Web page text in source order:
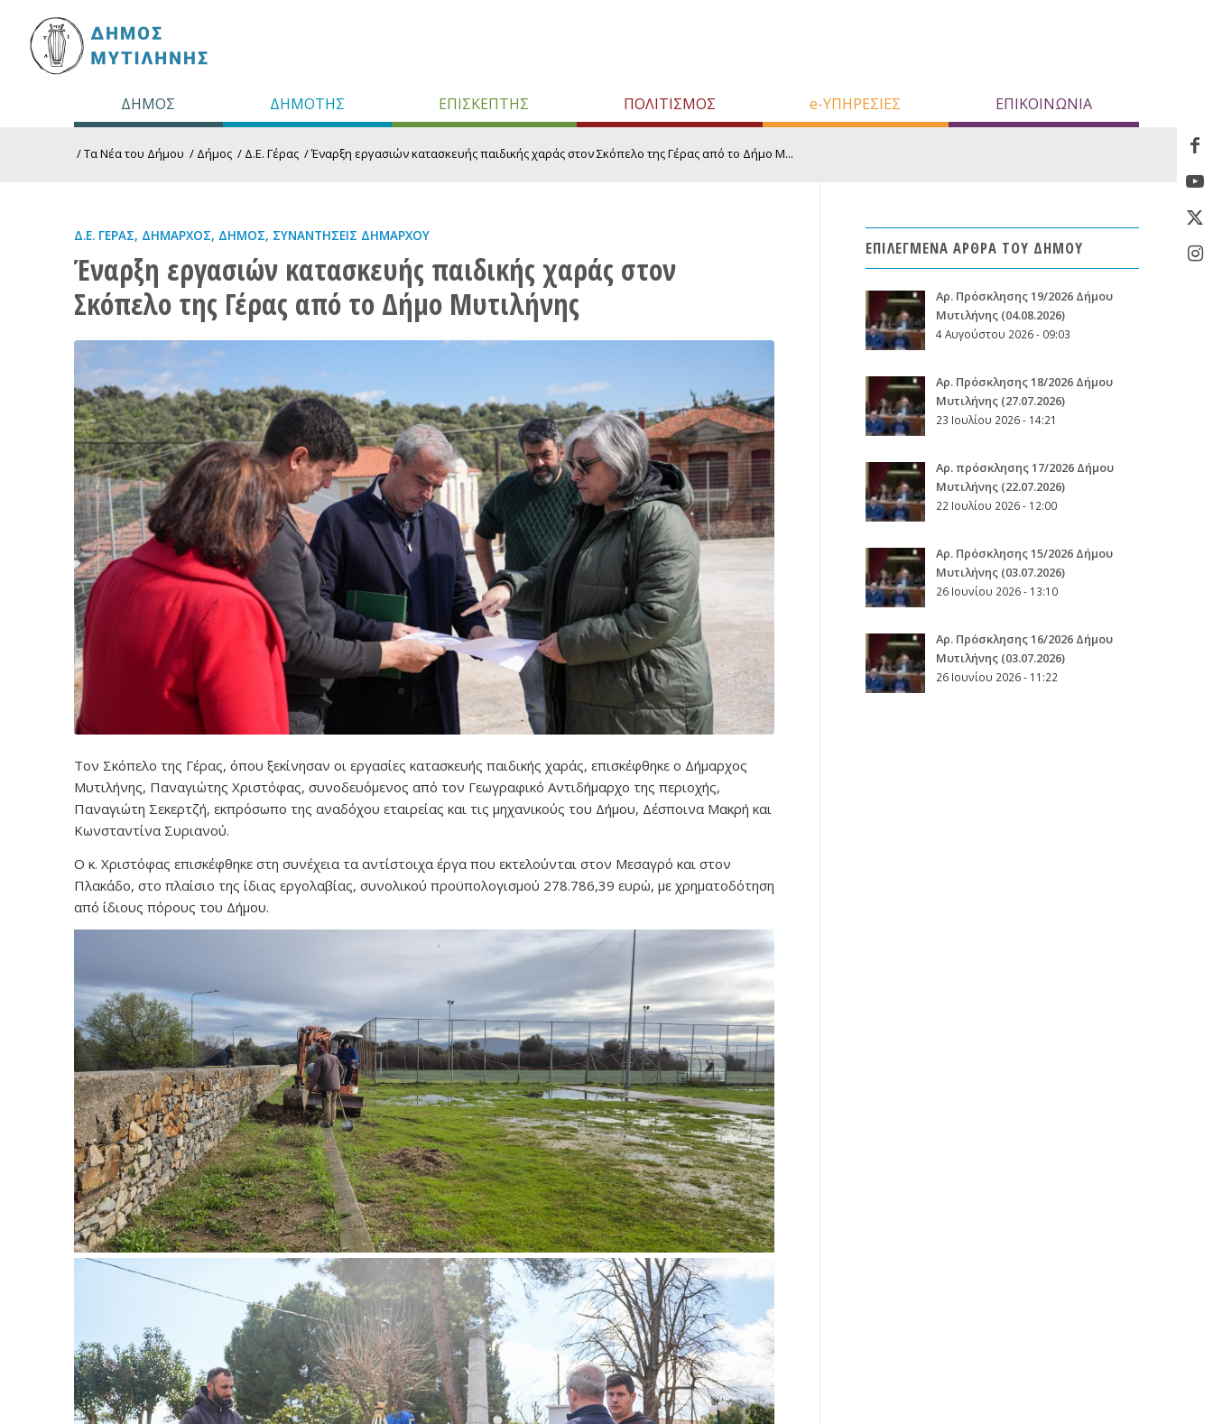
ΔΗΜΟΣ ΔΗΜΟΤΗΣ ΕΠΙΣΚΕΠΤΗΣ ΠΟΛΙΤΙΣΜΟΣ e-ΥΠΗΡΕΣΙΕΣ ΕΠΙΚΟΙΝΩΝΙΑ
/Τα Νέα του Δήμου / Δήμος / Δ.Ε. Γέρας /Έναρξη εργασιών κατασκευής παιδικής χαράς στον Σκόπελο της Γέρας από το Δήμο Μ...
Δ.Ε. ΓΈΡΑΣ, ΔΉΜΑΡΧΟΣ, ΔΉΜΟΣ, ΣΥΝΑΝΤΉΣΕΙΣ ΔΗΜΆΡΧΟΥ
Έναρξη εργασιών κατασκευής παιδικής χαράς στον
Σκόπελο της Γέρας από το Δήμο Μυτιλήνης
Τον Σκόπελο της Γέρας, όπου ξεκίνησαν οι εργασίες κατασκευής παιδικής χαράς, επισκέφθηκε ο Δήμαρχος
Μυτιλήνης, Παναγιώτης Χριστόφας, συνοδευόμενος από τον Γεωγραφικό Αντιδήμαρχο της περιοχής,
Παναγιώτη Σεκερτζή, εκπρόσωπο της αναδόχου εταιρείας και τις μηχανικούς του Δήμου, Δέσποινα Μακρή και
Κωνσταντίνα Συριανού.
Ο κ. Χριστόφας επισκέφθηκε στη συνέχεια τα αντίστοιχα έργα που εκτελούνται στον Μεσαγρό και στον
Πλακάδο, στο πλαίσιο της ίδιας εργολαβίας, συνολικού προϋπολογισμού 278.786,39 ευρώ, με χρηματοδότηση
από ίδιους πόρους του Δήμου.
ΕΠΙΛΕΓΜΕΝΑ ΑΡΘΡΑ ΤΟΥ ΔΗΜΟΥ
Aρ. Πρόσκλησης 19/2026 Δήμου
Μυτιλήνης (04.08.2026)
4 Αυγούστου 2026 - 09:03
Aρ. Πρόσκλησης 18/2026 Δήμου
Μυτιλήνης (27.07.2026)
23 Ιουλίου 2026 - 14:21
Αρ. πρόσκλησης 17/2026 Δήμου
Μυτιλήνης (22.07.2026)
22 Ιουλίου 2026 - 12:00
Aρ. Πρόσκλησης 15/2026 Δήμου
Μυτιλήνης (03.07.2026)
26 Ιουνίου 2026 - 13:10
Aρ. Πρόσκλησης 16/2026 Δήμου
Μυτιλήνης (03.07.2026)
26 Ιουνίου 2026 - 11:22